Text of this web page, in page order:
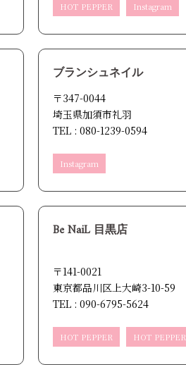
HOT PEPPER Instagram
ブランシュネイル
〒347-0044
埼玉県加須市礼羽
TEL : 080-1239-0594
Instagram
Be NaiL 目黒店
〒141-0021
東京都品川区上大崎3-10-59
TEL : 090-6795-5624
HOT PEPPER HOT PEPPER